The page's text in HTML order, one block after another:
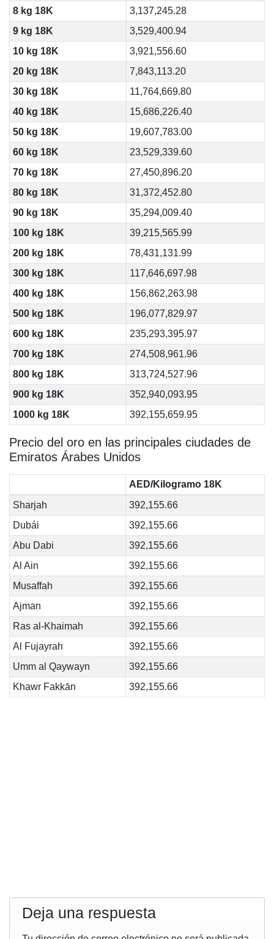
8 kg 18K
3,137,245.28
9 kg 18K
3,529,400.94
10 kg 18K
3,921,556.60
20 kg 18K
7,843,113.20
30 kg 18K
11,764,669.80
40 kg 18K
15,686,226.40
50 kg 18K
19,607,783.00
60 kg 18K
23,529,339.60
70 kg 18K
27,450,896.20
80 kg 18K
31,372,452.80
90 kg 18K
35,294,009.40
100 kg 18K
39,215,565.99
200 kg 18K
78,431,131.99
300 kg 18K
117,646,697.98
400 kg 18K
156,862,263.98
500 kg 18K
196,077,829.97
600 kg 18K
235,293,395.97
700 kg 18K
274,508,961.96
800 kg 18K
313,724,527.96
900 kg 18K
352,940,093.95
1000 kg 18K
392,155,659.95
Precio del oro en las principales ciudades de
Emiratos Árabes Unidos
AED/Kilogramo 18K
Sharjah
392,155.66
Dubái
392,155.66
Abu Dabi
392,155.66
Al Ain
392,155.66
Musaffah
392,155.66
Ajman
392,155.66
Ras al-Khaimah
392,155.66
Al Fujayrah
392,155.66
Umm al Qaywayn
392,155.66
Khawr Fakkān
392,155.66
Deja una respuesta